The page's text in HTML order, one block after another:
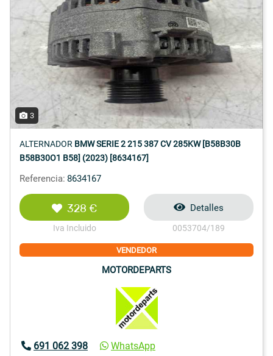
3
ALTERNADOR BMW SERIE 2 215 387 CV 285KW [B58B30B
B58B30O1 B58] (2023) [8634167]
Referencia: 8634167
328 €
Iva Incluido
Detalles
0053704/189
VENDEDOR
MOTORDEPARTS
691 062 398
WhatsApp